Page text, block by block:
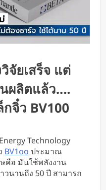
งใต้น้ำได้
ฝีมือคนไทย ทดสอบ
รก
ให้บริการในไทย
พูลระหว่างเมือง ช่วย
ะค่าทางด่วน
จัยเสร็จ แต่
นผลิตแล้ว….
จิ๋ว BV100
Technology
BV1oo ประมาณ
คือ มันใช้พลังงาน
วนานถึง 50 ปี สามารถ